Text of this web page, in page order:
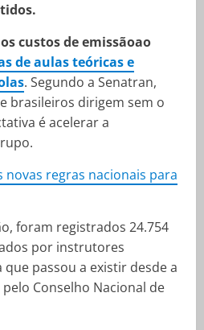
custos de emissãoao
de aulas teóricas e
. Segundo a Senatran,
brasileiros dirigem sem o
é acelerar a
novas regras nacionais para
foram registrados 24.754
por instrutores
passou a existir desde a
Conselho Nacional de